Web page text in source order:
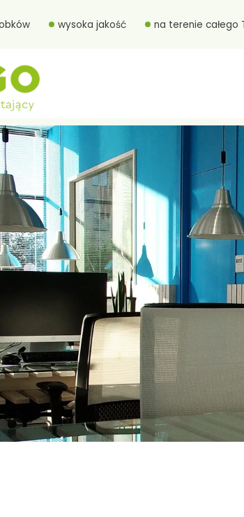
wysoka jakość na terenie całego